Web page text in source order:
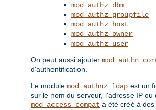
mod_authz_dbm
mod_authz_groupfile
mod_authz_host
mod_authz_owner
mod_authz_user
On peut aussi ajouter
d'authentification.
Le module mod_authnz_ldap est un
sur le nom du serveur, l'adresse IP
mod_access_compat a été créé à